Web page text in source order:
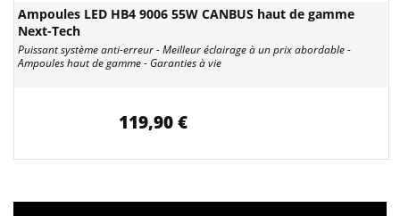
Ampoules LED HB4 9006 55W CANBUS haut de gamme
Next-Tech
Puissant système anti-erreur - Meilleur éclairage à un prix abordable -
Ampoules haut de gamme - Garanties à vie
119,90 €